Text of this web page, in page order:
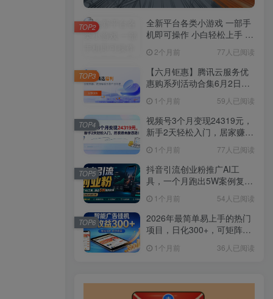
全新平台各类小游戏 一部手
机即可操作 小白轻松上手 长
2个月前 77人已阅读
TOP2
【六月钜惠】腾讯云服务优
惠购系列活动合集6月2日更
1个月前 59人已阅读
TOP3
视频号3个月变现24319元，
新手2天轻松入门，居家赚米
1个月前 77人已阅读
TOP4
抖音引流创业粉推广AI工
具，一个月跑出5W案例复
1个月前 54人已阅读
TOP5
2026年最简单易上手的热门
项目，日化300+，可矩阵操
1个月前 36人已阅读
TOP6